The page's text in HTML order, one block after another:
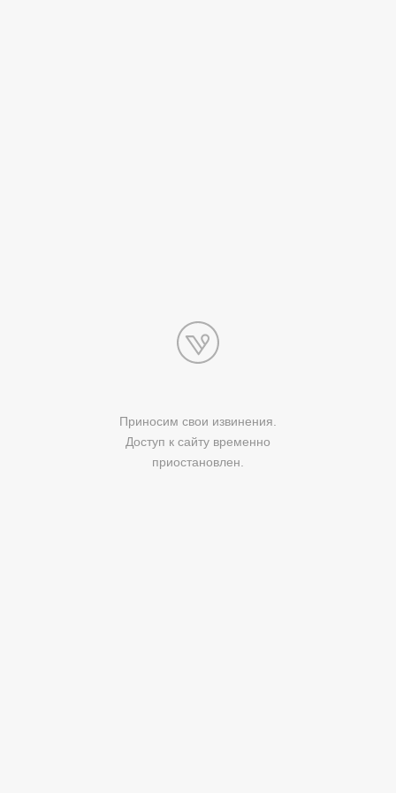
Приносим свои извинения.
Доступ к сайту временно
приостановлен.